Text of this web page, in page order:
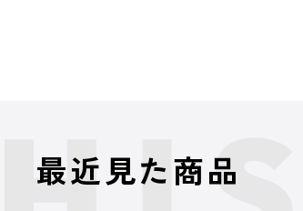
最近見た商品